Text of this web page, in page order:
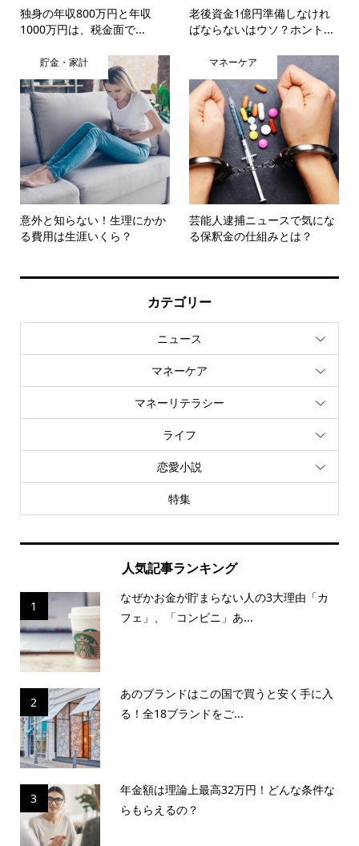
独身の年収800万円と年収
1000万円は、税金面で...
老後資金1億円準備しなけれ
ばならないはウソ？ホント...
貯金・家計
意外と知らない！生理にかか
る費用は生涯いくら？
マネーケア
芸能人逮捕ニュースで気にな
る保釈金の仕組みとは？
カテゴリー
ニュース
マネーケア
マネーリテラシー
ライフ
恋愛小説
特集
人気記事ランキング
1
なぜかお金が貯まらない人の3大理由「カ
フェ」、「コンビニ」あ...
2
あのブランドはこの国で買うと安く手に入
る！全18ブランドをご...
3
年金額は理論上最高32万円！どんな条件な
らもらえるの？